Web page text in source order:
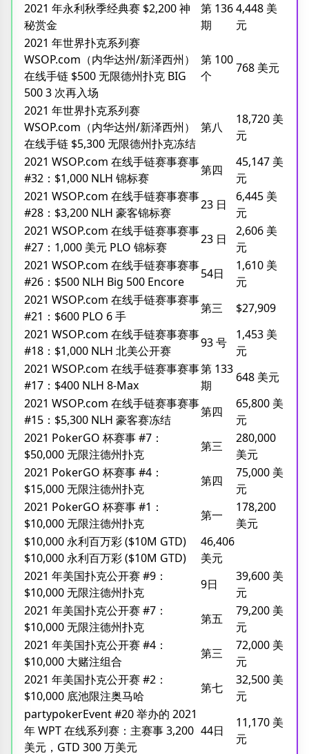
2021 年永利秋季经典赛 $2,200 神
秘赏金
第 136
期
4,448 美
元
2021 年世界扑克系列赛
WSOP.com（内华达州/新泽西州）
在线手链 $500 无限德州扑克 BIG
500 3 次再入场
第 100
个
768 美元
2021 年世界扑克系列赛
WSOP.com（内华达州/新泽西州）
在线手链 $5,300 无限德州扑克冻结
第八
18,720 美
元
2021 WSOP.com 在线手链赛事赛事
#32：$1,000 NLH 锦标赛
第四
45,147 美
元
2021 WSOP.com 在线手链赛事赛事
#28：$3,200 NLH 豪客锦标赛
23 日
6,445 美
元
2021 WSOP.com 在线手链赛事赛事
#27：1,000 美元 PLO 锦标赛
23 日
2,606 美
元
2021 WSOP.com 在线手链赛事赛事
#26：$500 NLH Big 500 Encore
54日
1,610 美
元
2021 WSOP.com 在线手链赛事赛事
#21：$600 PLO 6 手
第三
$27,909
2021 WSOP.com 在线手链赛事赛事
#18：$1,000 NLH 北美公开赛
93 号
1,453 美
元
2021 WSOP.com 在线手链赛事赛事
#17：$400 NLH 8-Max
第 133
期
648 美元
2021 WSOP.com 在线手链赛事赛事
#15：$5,300 NLH 豪客赛冻结
第四
65,800 美
元
2021 PokerGO 杯赛事 #7：
$50,000 无限注德州扑克
第三
280,000
美元
2021 PokerGO 杯赛事 #4：
$15,000 无限注德州扑克
第四
75,000 美
元
2021 PokerGO 杯赛事 #1：
$10,000 无限注德州扑克
第一
178,200
美元
$10,000 永利百万彩 ($10M GTD)
$10,000 永利百万彩 ($10M GTD)
46,406
美元
2021 年美国扑克公开赛 #9：
$10,000 无限注德州扑克
9日
39,600 美
元
2021 年美国扑克公开赛 #7：
$10,000 无限注德州扑克
第五
79,200 美
元
2021 年美国扑克公开赛 #4：
$10,000 大赌注组合
第三
72,000 美
元
2021 年美国扑克公开赛 #2：
$10,000 底池限注奥马哈
第七
32,500 美
元
partypokerEvent #20 举办的 2021
年 WPT 在线系列赛：主赛事 3,200
美元，GTD 300 万美元
44日
11,170 美
元